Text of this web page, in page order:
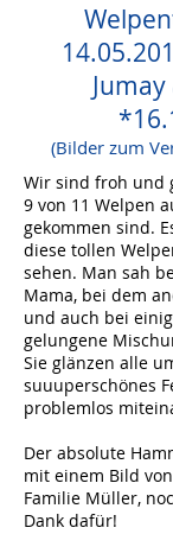
(Bilder zum
Wir sind froh und
9 von 11 Welpen
gekommen sind.
diese tollen
sehen. Man sah
Mama, bei dem
und auch bei
gelungene
Sie glänzen alle
suuuperschönes
problemlos
Der absolute
mit einem Bild
Familie Müller,
Dank dafür!